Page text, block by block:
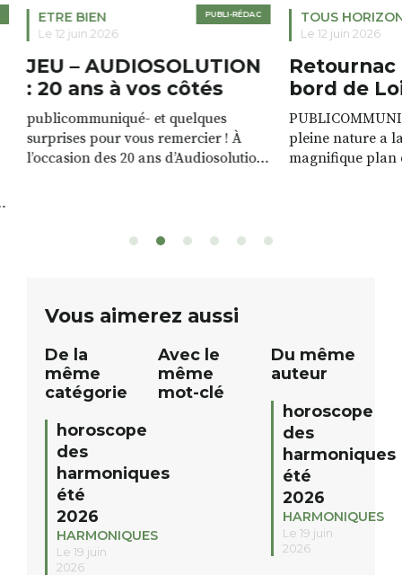
PUBLI-RÉDAC
ETRE BIEN
Le 12 juin 2026
JEU – AUDIOSOLUTION
: 20 ans à vos côtés
publicommuniqué- et quelques
surprises pour vous remercier ! À
l’occasion des 20 ans d’Audiosolution,
sont à gagner, sélectionnés auprès
12h à […]
TOUS
Le 12 juin 2026
Retournac
bord de
pleine nature a
magnifique plan
Vous aimerez aussi
De la
même
catégorie
horoscope
des
harmoniques
été
2026
HARMONIQUES
Le 19 juin
2026
Avec le
même
mot-clé
Du même
auteur
horoscope
des
harmoniques
été
2026
HARMONIQUES
Le 19 juin
2026